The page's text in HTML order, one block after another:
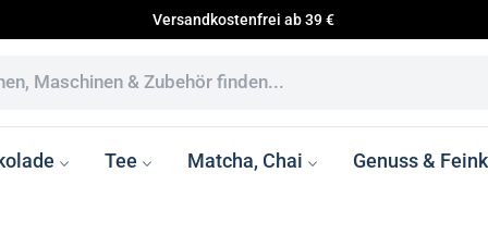
Versandkostenfrei ab 39 €
Tee Matcha, Chai Genuss &